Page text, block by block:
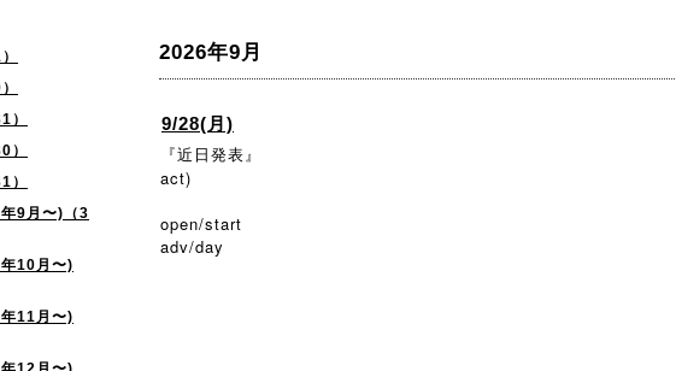
）
）
）
9月〜)（3
10月〜)
11月〜)
2026年9月
9/28(月)
『近日発表』
act)
open/start
adv/day